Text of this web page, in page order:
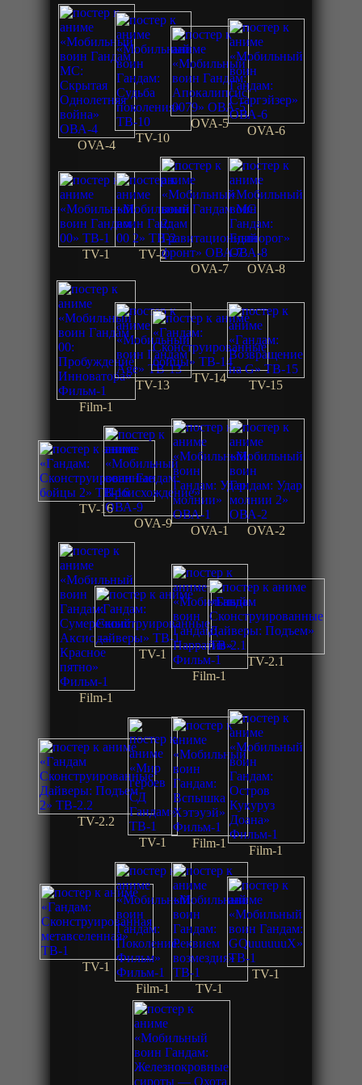
OVA-4
TV-10
OVA-5
OVA-6
TV-1
TV-2
OVA-7
OVA-8
Film-1
TV-13
TV-14
TV-15
TV-16
OVA-9
OVA-1 OVA-2
Film-1
TV-1
Film-1
TV-2.1
TV-2.2
TV-1
Film-1
Film-1
TV-1
Film-1
TV-1
TV-1